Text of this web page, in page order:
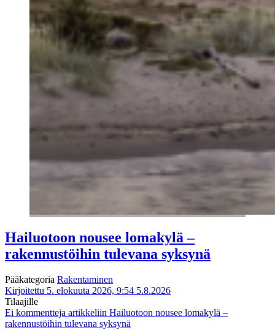
Hailuotoon nousee lomakylä –
rakennustöihin tulevana syksynä
Pääkategoria Rakentaminen
Kirjoitettu 5. elokuuta 2026, 9:54 5.8.2026
Tilaajille
Ei kommentteja artikkeliin Hailuotoon nousee lomakylä –
rakennustöihin tulevana syksynä